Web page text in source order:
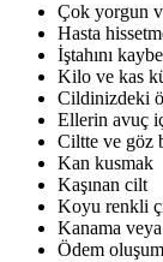
Çok yorgun
Hasta
İştahını
Kilo ve kas
Cildinizdeki
Ellerin avuç
Ciltte ve göz
Kan kusmak
Kaşınan cilt
Koyu renkli
Kanama
Ödem